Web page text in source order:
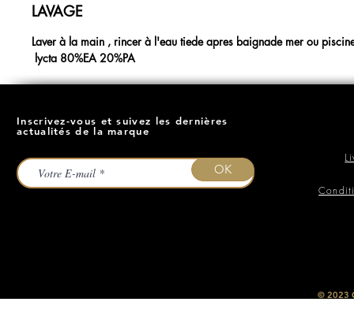
LAVAGE
Laver à la main , rincer à l'eau tiede apres baignade mer ou
lycta 80%EA 20%PA
Inscrivez-vous et suivez les dernières
actualités de la marque
OK
​© 2023